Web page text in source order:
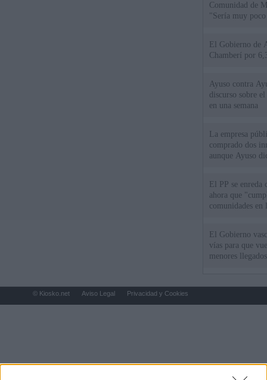
Comunidad de
"Sería muy
El Gobierno de
Chamberí por
Ayuso contra
discurso sobre
en una semana
La empresa
comprado dos
aunque Ayuso
El PP se
ahora que
comunidades en
El Gobierno
vías para que
menores
© Kiosko.net Aviso Legal Privacidad y Cookies